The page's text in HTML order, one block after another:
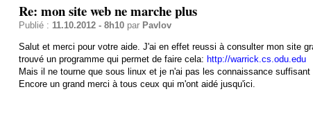
Re: mon site web ne marche plus
Publié : 11.10.2012 - 8h10par Pavlov
Salut et merci pour votre aide. J'ai en effet reussi à consulter mon site
trouvé un programme qui permet de faire cela: http://warrick.cs.odu.edu
Mais il ne tourne que sous linux et je n'ai pas les connaissance
Encore un grand merci à tous ceux qui m'ont aidé jusqu'ici.